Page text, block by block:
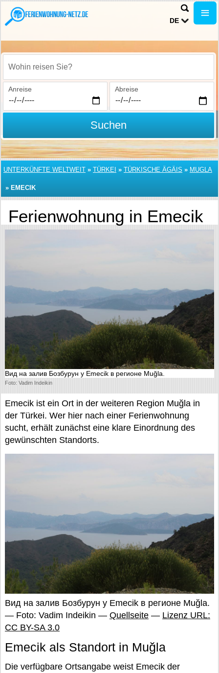
DE
Wohin reisen Sie?
Anreise Abreise
Suchen
UNTERKÜNFTE WELTWEIT » TÜRKEI » TÜRKISCHE ÄGÄIS » MUGLA
» EMECIK
Ferienwohnung in Emecik
Вид на залив Бозбурун у Emecik в регионе Muğla.
Foto: Vadim Indeikin
Emecik ist ein Ort in der weiteren Region Muğla in
der Türkei. Wer hier nach einer Ferienwohnung
sucht, erhält zunächst eine klare Einordnung des
gewünschten Standorts.
Вид на залив Бозбурун у Emecik в регионе Muğla.
— Foto: Vadim Indeikin — Quellseite — Lizenz URL:
CC BY-SA 3.0
Emecik als Standort in Muğla
Die verfügbare Ortsangabe weist Emecik der